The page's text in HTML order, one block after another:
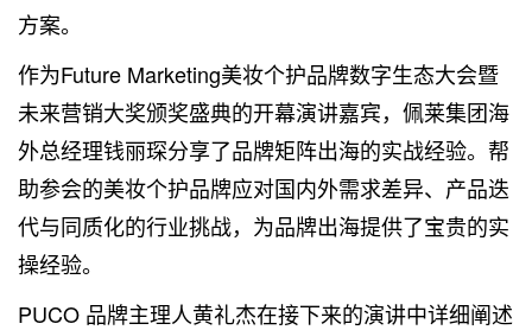
方案。
作为Future Marketing美妆个护品牌数字生态大会暨
未来营销大奖颁奖盛典的开幕演讲嘉宾，佩莱集团海
外总经理钱丽琛分享了品牌矩阵出海的实战经验。帮
助参会的美妆个护品牌应对国内外需求差异、产品迭
代与同质化的行业挑战，为品牌出海提供了宝贵的实
操经验。
PUCO 品牌主理人黄礼杰在接下来的演讲中详细阐述